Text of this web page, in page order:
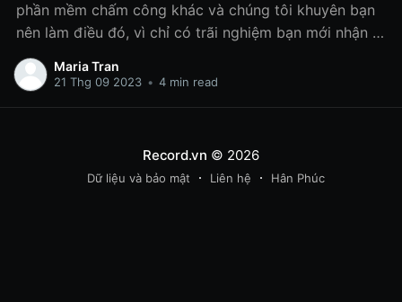
phần mềm chấm công khác và chúng tôi khuyên bạn
nên làm điều đó, vì chỉ có trãi nghiệm bạn mới nhận ra
đâu là phần mềm phù hợp mang lại lợi ích cho bạn
doanh nghiệp bạn!
Maria Tran
21 Thg 09 2023 • 4 min read
Record.vn © 2026
Dữ liệu và bảo mật Liên hệ Hân Phúc